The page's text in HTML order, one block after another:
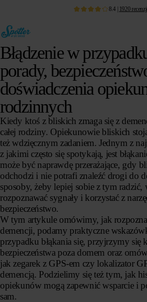
8.4 | 1920
Błądzenie w
porady,
doświadczenia
rodzinnych
Kiedy ktoś z bliskich zmaga się z
całej rodziny. Opiekunowie bliskich
też wdzięcznym zadaniem. Jednym z
z jakimi często się spotykają, jest
może być naprawdę przerażające, gdy
odchodzi i nie potrafi znaleźć drogi do
sposoby, żeby lepiej sobie z tym radzić,
rozpoznawać sygnały i korzystać z
bezpieczeństwo.
W tym artykule omówimy, jak
demencji, podamy praktyczne
przypadku błąkania się, przyjrzymy się
bezpieczeństwa poza domem oraz
jak zegarek z GPS-em czy lokalizator
demencją. Podzielimy się też tym, jak
opiekunów mogą zapewnić wsparcie i
sam.